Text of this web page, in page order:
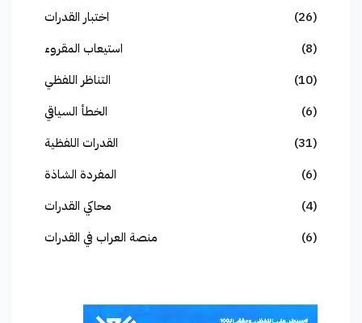
اختبار القدرات
(26)
استيعاب المقروء
(8)
التناظر اللفظي
(10)
الخطأ السياقي
(6)
القدرات اللفظية
(31)
المفردة الشاذة
(6)
محاكي القدرات
(4)
منصة العراب في القدرات
(6)